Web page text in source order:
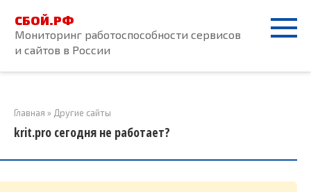
контенту
СБОЙ.РФ
Мониторинг работоспособности сервисов
и сайтов в России
Главная » Другие сайты
krit.pro сегодня не работает?